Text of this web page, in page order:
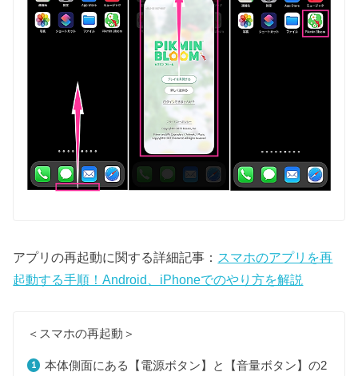
アプリの再起動に関する詳細記事： スマホのアプリを再
起動する手順！Android、iPhoneでのやり方を解説
＜スマホの再起動＞
本体側面にある【電源ボタン】と【音量ボタン】の2